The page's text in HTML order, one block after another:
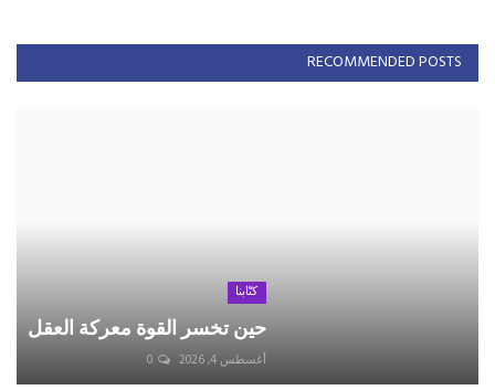
RECOMMENDED POSTS
كتّابنا
حين تخسر القوة معركة العقل
أغسطس 4, 2026 0